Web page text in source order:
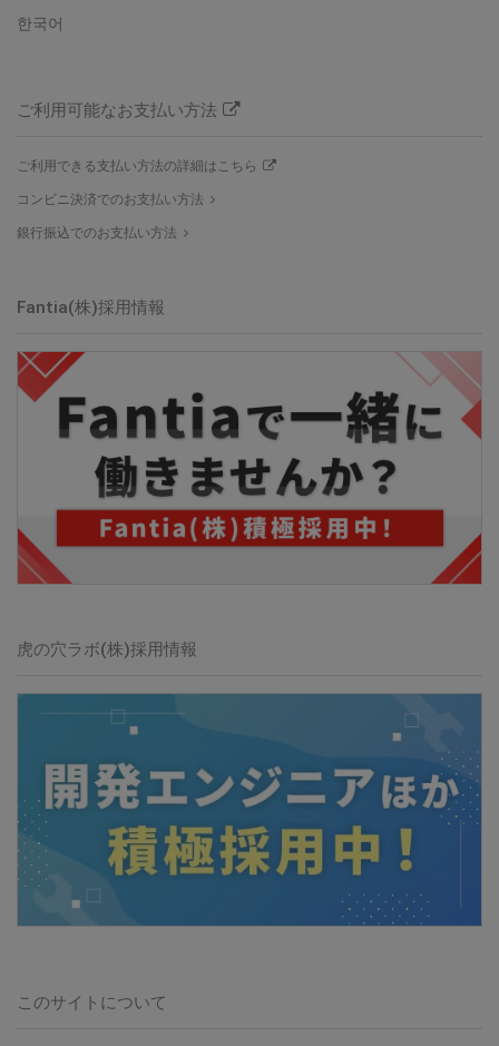
한국어
ご利用可能なお支払い方法
ご利用できる支払い方法の詳細はこちら
コンビニ決済でのお支払い方法
銀行振込でのお支払い方法
Fantia(株)採用情報
虎の穴ラボ(株)採用情報
このサイトについて